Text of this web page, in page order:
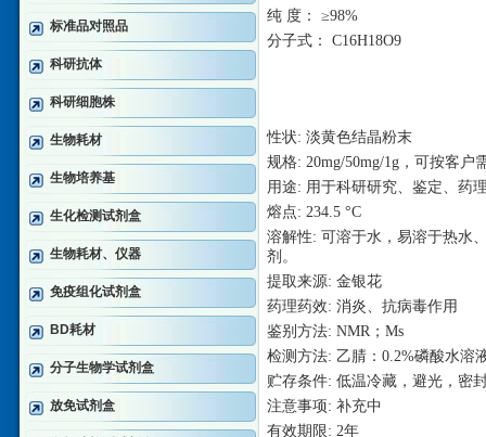
标准品对照品
科研抗体
科研细胞株
生物耗材
生物培养基
生化检测试剂盒
生物耗材、仪器
免疫组化试剂盒
BD耗材
分子生物学试剂盒
放免试剂盒
纯 度：
≥98%
分子式：
C16H18O9
性状: 淡黄色结晶粉末
规格: 20mg/50mg/1g，可按客户
用途: 用于科研研究、鉴定、药
熔点: 234.5 °C
溶解性: 可溶于水，易溶于热水
剂。
提取来源: 金银花
药理药效: 消炎、抗病毒作用
鉴别方法: NMR；Ms
检测方法: 乙腈：0.2%磷酸水
贮存条件: 低温冷藏，避光，密
注意事项: 补充中
有效期限: 2年